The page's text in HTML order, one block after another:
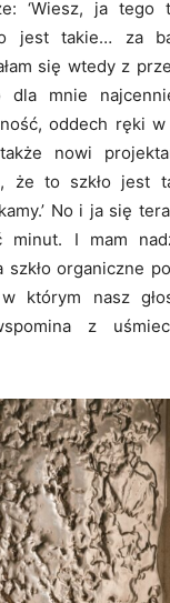
‘Wiesz, ja tego
jest takie… za
się wtedy z
dla mnie
oddech ręki
nowi
że to szkło jest
No i ja się
minut. I mam
organiczne
którym nasz
z